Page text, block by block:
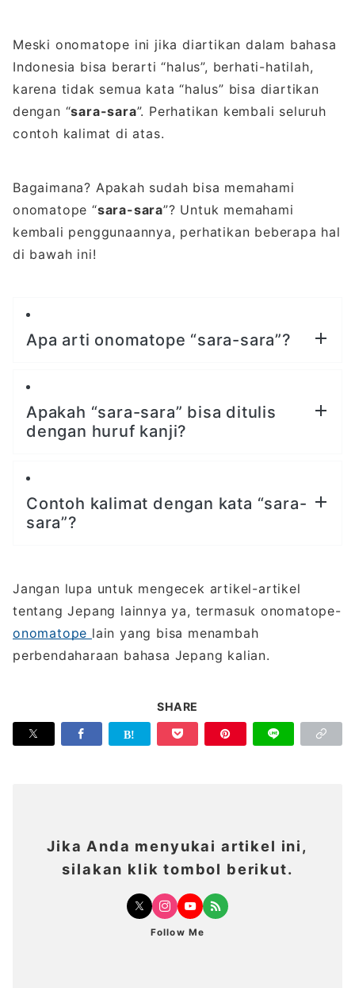
Meski onomatope ini jika diartikan dalam bahasa
Indonesia bisa berarti “halus”, berhati-hatilah,
karena tidak semua kata “halus” bisa diartikan
dengan “sara-sara”. Perhatikan kembali seluruh
contoh kalimat di atas.
Bagaimana? Apakah sudah bisa memahami
onomatope “sara-sara”? Untuk memahami
kembali penggunaannya, perhatikan beberapa hal
di bawah ini!
Apa arti onomatope “sara-sara”?
Apakah “sara-sara” bisa ditulis
dengan huruf kanji?
Contoh kalimat dengan kata “sara-
sara”?
Jangan lupa untuk mengecek artikel-artikel
tentang Jepang lainnya ya, termasuk onomatope-
onomatope lain yang bisa menambah
perbendaharaan bahasa Jepang kalian.
SHARE
Jika Anda menyukai artikel ini,
silakan klik tombol berikut.
Follow Me